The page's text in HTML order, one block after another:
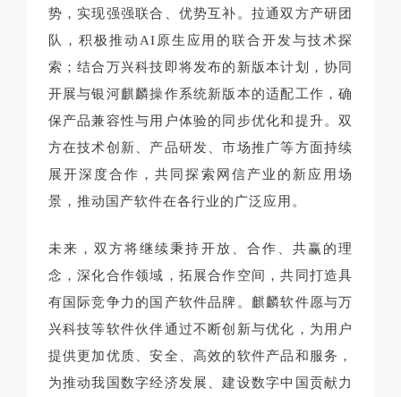
势，实现强强联合、优势互补。拉通双方产研团
队，积极推动AI原生应用的联合开发与技术探
索；结合万兴科技即将发布的新版本计划，协同
开展与银河麒麟操作系统新版本的适配工作，确
保产品兼容性与用户体验的同步优化和提升。双
方在技术创新、产品研发、市场推广等方面持续
展开深度合作，共同探索网信产业的新应用场
景，推动国产软件在各行业的广泛应用。
未来，双方将继续秉持开放、合作、共赢的理
念，深化合作领域，拓展合作空间，共同打造具
有国际竞争力的国产软件品牌。麒麟软件愿与万
兴科技等软件伙伴通过不断创新与优化，为用户
提供更加优质、安全、高效的软件产品和服务，
为推动我国数字经济发展、建设数字中国贡献力